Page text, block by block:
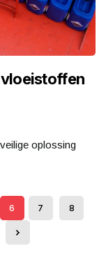
oplossing
6 7 8